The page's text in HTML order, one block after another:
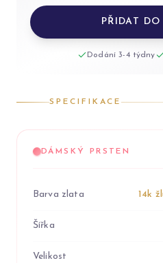
PŘIDAT DO
Dodání 3-4 týdny
SPECIFIKACE
DÁMSKÝ PRSTEN
Barva zlata 14k
Šířka
Velikost